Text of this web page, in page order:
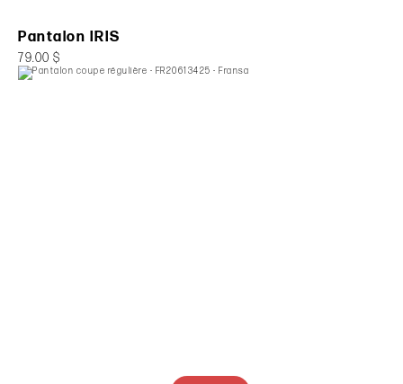
Pantalon IRIS
79.00 $